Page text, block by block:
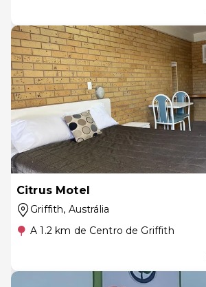
Citrus Motel
Griffith, Austrália
A 1.2 km de Centro de Griffith